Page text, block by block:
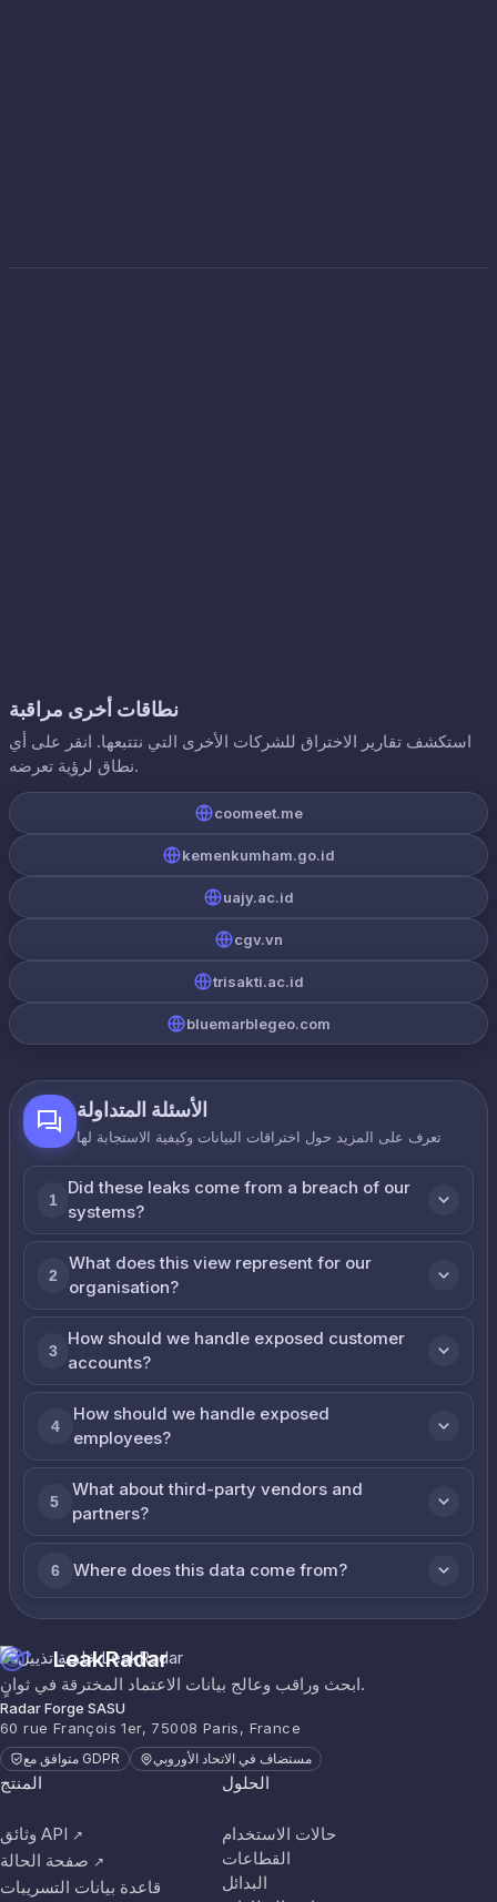
نطاقات أخرى مراقبة
استكشف تقارير الاختراق للشركات الأخرى التي نتتبعها. انقر على أي
نطاق لرؤية تعرضه.
coomeet.me
kemenkumham.go.id
uajy.ac.id
cgv.vn
trisakti.ac.id
bluemarblegeo.com
الأسئلة المتداولة
تعرف على المزيد حول اختراقات البيانات وكيفية الاستجابة لها
1
Did these leaks come from a breach of our
systems?
2
What does this view represent for our
organisation?
3
How should we handle exposed customer
accounts?
4
How should we handle exposed
employees?
5
What about third-party vendors and
partners?
6 Where does this data come from?
LeakRadar
ابحث وراقب وعالج بيانات الاعتماد المخترقة في ثوانٍ.
Radar Forge SASU
60 rue François 1er, 75008 Paris, France
متوافق مع GDPR مستضاف في الاتحاد الأوروبي
المنتج
وثائق API ↗
صفحة الحالة ↗
قاعدة بيانات التسريبات
الحلول
حالات الاستخدام
القطاعات
البدائل